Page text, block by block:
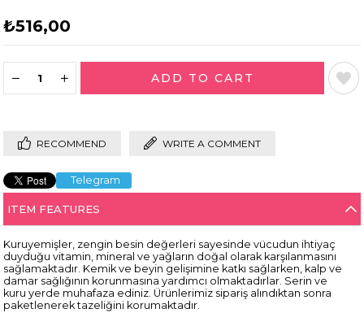
₺516,00
RECOMMEND WRITE A COMMENT
Telegram
ITEM FEATURES
Kuruyemişler, zengin besin değerleri sayesinde vücudun ihtiyaç
duyduğu vitamin, mineral ve yağların doğal olarak karşılanmasını
sağlamaktadır. Kemik ve beyin gelişimine katkı sağlarken, kalp ve
damar sağlığının korunmasına yardımcı olmaktadırlar. Serin ve
kuru yerde muhafaza ediniz. Ürünlerimiz sipariş alındıktan sonra
paketlenerek tazeliğini korumaktadır.